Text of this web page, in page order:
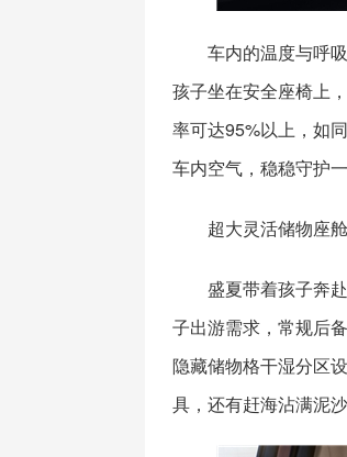
车内的温度与呼
孩子坐在安全座椅上
率可达95%以上，如
车内空气，稳稳守护
超大灵活储物座
盛夏带着孩子奔
子出游需求，常规后
隐藏储物格干湿分区
具，还有赶海沾满泥